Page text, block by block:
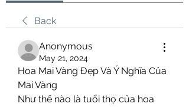
Back
Anonymous
May 21, 2024
Hoa Mai Vàng Đẹp Và Ý Nghĩa Của
Mai Vàng
Như thế nào là tuổi thọ của hoa